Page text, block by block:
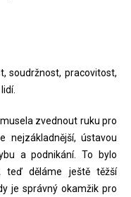
soudržnost, pracovitost,
zvednout ruku pro
nejzákladnější, ústavou
a podnikání. To bylo
teď děláme ještě těžší
je správný okamžik pro